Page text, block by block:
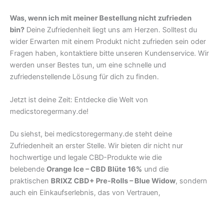
Was, wenn ich mit meiner Bestellung nicht zufrieden
bin? Deine Zufriedenheit liegt uns am Herzen. Solltest du
wider Erwarten mit einem Produkt nicht zufrieden sein oder
Fragen haben, kontaktiere bitte unseren Kundenservice. Wir
werden unser Bestes tun, um eine schnelle und
zufriedenstellende Lösung für dich zu finden.
Jetzt ist deine Zeit: Entdecke die Welt von
medicstoregermany.de!
Du siehst, bei medicstoregermany.de steht deine
Zufriedenheit an erster Stelle. Wir bieten dir nicht nur
hochwertige und legale CBD-Produkte wie die
belebende Orange Ice – CBD Blüte 16% und die
praktischen BRIXZ CBD+ Pre-Rolls – Blue Widow, sondern
auch ein Einkaufserlebnis, das von Vertrauen,